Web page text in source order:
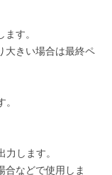
す。
大きい場合は最終ペ
します。
合などで使用しま